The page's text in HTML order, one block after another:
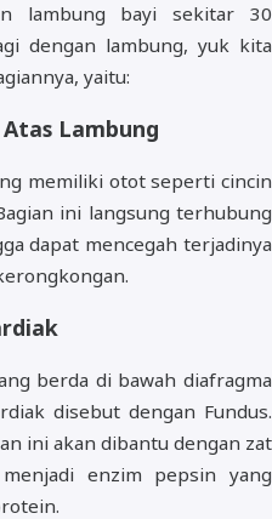
lambung bayi sekitar 30
dengan lambung, yuk kita
yaitu:
Lambung
memiliki otot seperti cincin
ini langsung terhubung
dapat mencegah terjadinya
berda di bawah diafragma
disebut dengan Fundus.
ini akan dibantu dengan zat
enzim pepsin yang